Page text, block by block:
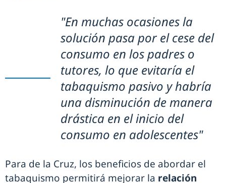
"En muchas ocasiones la
solución pasa por el cese del
consumo en los padres o
tutores, lo que evitaría el
tabaquismo pasivo y habría
una disminución de manera
drástica en el inicio del
consumo en adolescentes"
Para de la Cruz, los beneficios de abordar el
tabaquismo permitirá mejorar la relación